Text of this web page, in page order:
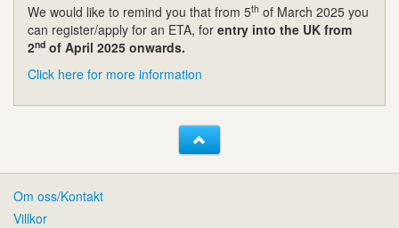
We would like to remind you that from 5th of March 2025 you
can register/apply for an ETA, for entry into the UK from
2nd of April 2025 onwards.
Click here for more information
Om oss/Kontakt
Villkor